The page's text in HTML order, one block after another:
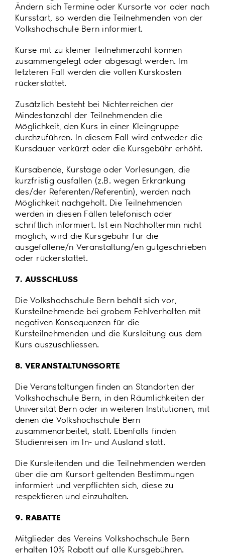
Ändern sich Termine oder Kursorte vor oder nach
Kursstart, so werden die Teilnehmenden von der
Volkshochschule Bern informiert.
Kurse mit zu kleiner Teilnehmerzahl können
zusammengelegt oder abgesagt werden. Im
letzteren Fall werden die vollen Kurskosten
rückerstattet.
Zusätzlich besteht bei Nichterreichen der
Mindestanzahl der Teilnehmenden die
Möglichkeit, den Kurs in einer Kleingruppe
durchzuführen. In diesem Fall wird entweder die
Kursdauer verkürzt oder die Kursgebühr erhöht.
Kursabende, Kurstage oder Vorlesungen, die
kurzfristig ausfallen (z.B. wegen Erkrankung
des/der Referenten/Referentin), werden nach
Möglichkeit nachgeholt. Die Teilnehmenden
werden in diesen Fällen telefonisch oder
schriftlich informiert. Ist ein Nachholtermin nicht
möglich, wird die Kursgebühr für die
ausgefallene/n Veranstaltung/en gutgeschrieben
oder rückerstattet.
7. AUSSCHLUSS
Die Volkshochschule Bern behält sich vor,
Kursteilnehmende bei grobem Fehlverhalten mit
negativen Konsequenzen für die
Kursteilnehmenden und die Kursleitung aus dem
Kurs auszuschliessen.
8. VERANSTALTUNGSORTE
Die Veranstaltungen finden an Standorten der
Volkshochschule Bern, in den Räumlichkeiten der
Universität Bern oder in weiteren Institutionen, mit
denen die Volkshochschule Bern
zusammenarbeitet, statt. Ebenfalls finden
Studienreisen im In- und Ausland statt.
Die Kursleitenden und die Teilnehmenden werden
über die am Kursort geltenden Bestimmungen
informiert und verpflichten sich, diese zu
respektieren und einzuhalten.
9. RABATTE
Mitglieder des Vereins Volkshochschule Bern
erhalten 10% Rabatt auf alle Kursgebühren.